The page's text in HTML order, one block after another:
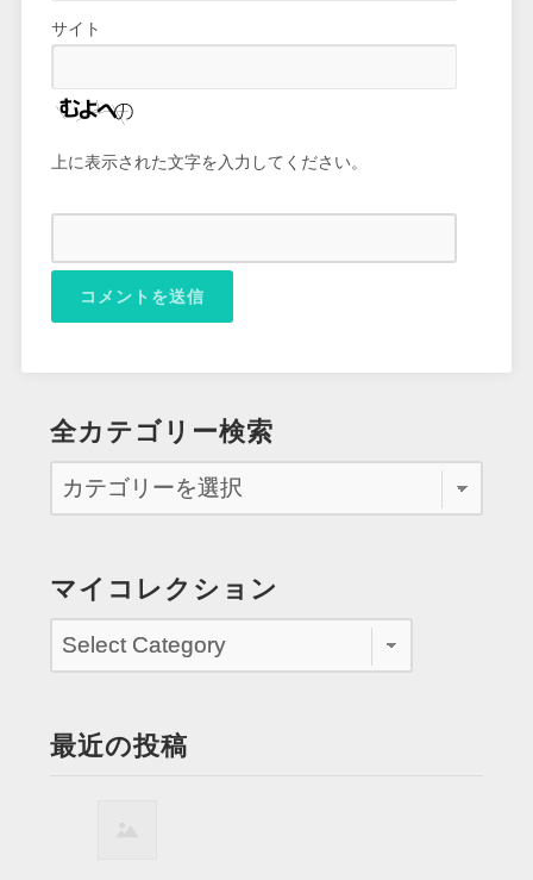
サイト
上に表示された文字を入力してください。
全カテゴリー検索
マイコレクション
最近の投稿